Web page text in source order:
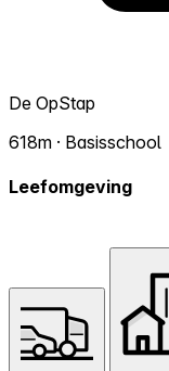
De OpStap
618m · Basisschool
Leefomgeving